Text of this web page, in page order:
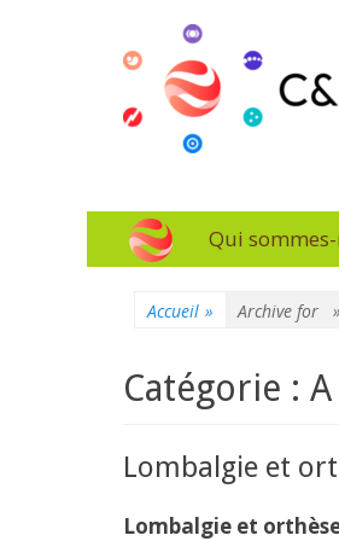
L'essentiel de la formation
Menu
principal
Aller
au
Qui sommes-
Accueil » Archive for
Catégorie :
Lombalgie et
Lombalgie et